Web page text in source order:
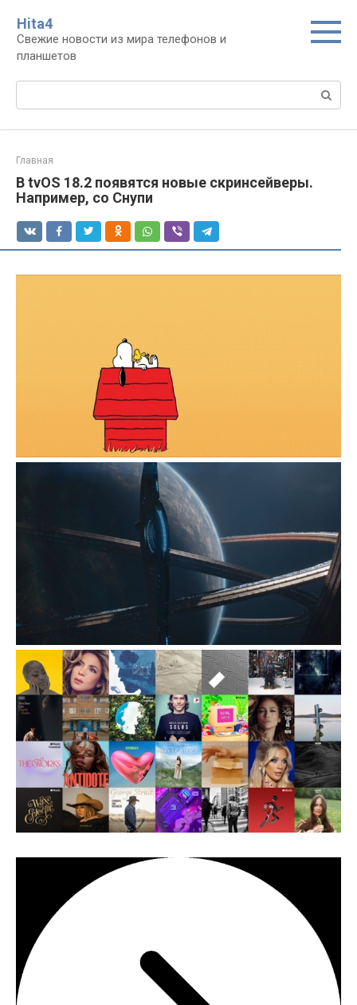
контенту
Нita4
Свежие новости из мира телефонов и
планшетов
Поиск:
Главная
В tvOS 18.2 появятся новые скринсейверы.
Например, со Снупи